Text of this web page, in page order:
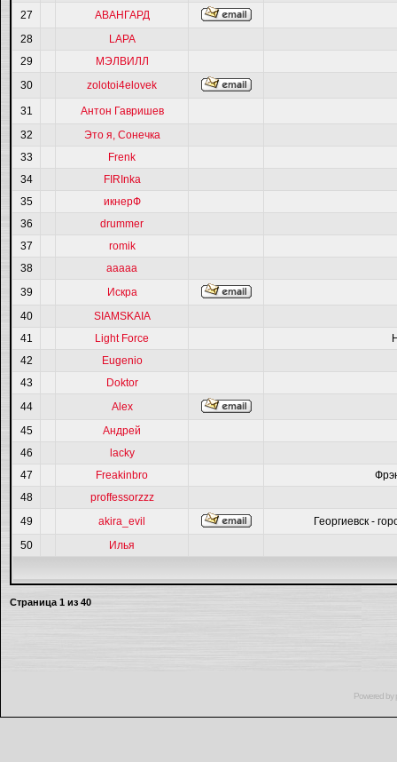
27
АВАНГАРД
28
LAPA
29
МЭЛВИЛЛ
30
zolotoi4elovek
31
Антон Гавришев
32
Это я, Сонечка
33
Frenk
34
FIRInka
35
икнерФ
36
drummer
37
romik
38
ааааа
39
Искра
40
SIAMSKAIA
41
Light Force
42
Eugenio
43
Doktor
44
Alex
45
Андрей
46
lacky
47
Freakinbro
48
proffessorzzz
49
akira_evil
Георгиевск -
50
Илья
Страница 1 из 40
Powered by